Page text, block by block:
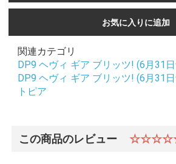
お気に入りに追加
関連カテゴリ
DP9 ヘヴィ ギア ブリッツ! (6月31
DP9 ヘヴィ ギア ブリッツ! (6月31
トピア
この商品のレビュー